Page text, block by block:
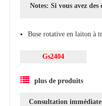
Notes: Si vous avez
Buse rotative en laiton à
Gs2404
plus de produits
Consultation immédiate